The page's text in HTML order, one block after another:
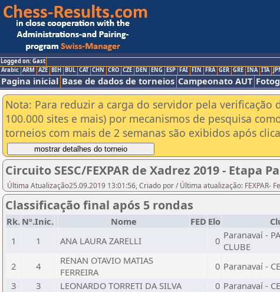
Logged on: Gast
Arabic ARM AZE BIH BUL CAT CHN CRO CZE DEN ENG ESP FAI FIN FRA GER GRE INA ITA
Pagina inicial Base de dados de torneios Campeonato AUT
Nota: Para reduzir a carga do servidor pela
100.000 sites e mais) por mecanismos de pesquisa
torneios com mais de 2 semanas são exibidos após
Circuito SESC/FEXPAR de Xadrez 2019 - Etapa
Última Atualização25.09.2019 13:01:56, Criado por / Última atualização: FEXPAR-
Classificação final após 5 rondas
Rk. Nº.Inic. Nome FED Elo
1
1 ANA LAURA ZARELLI 0 Paranavaí -
CLUBE
2 4
RENAN OTAVIO MATIAS
FERREIRA
0 Paranavaí -
3
3 LEONARDO TORRETI DA SILVA 0 Paranavaí -